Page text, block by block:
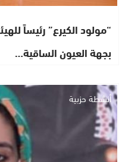
“مولود الكيرع” رئيساً
بجهة العيون الساقية…
أنشطة حزبية